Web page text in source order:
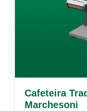
Cafeteira
Marchesoni